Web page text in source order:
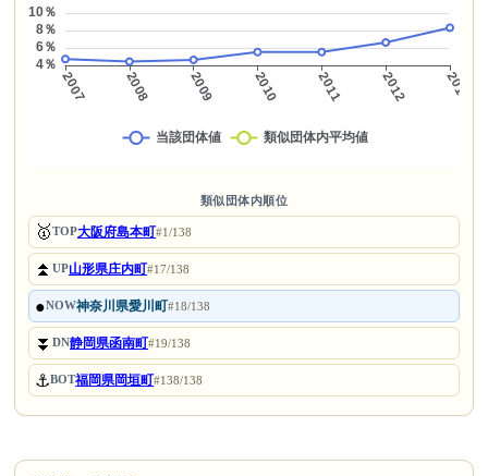
類似団体内順位
🥇TOP大阪府島本町#1/138
⏫UP山形県庄内町#17/138
●NOW神奈川県愛川町#18/138
⏬DN静岡県函南町#19/138
⚓BOT福岡県岡垣町#138/138